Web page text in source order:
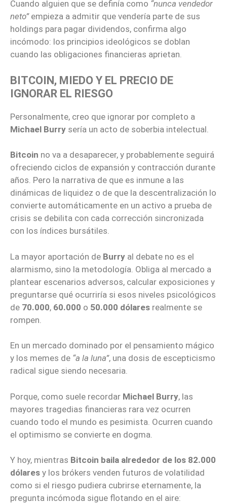
Cuando alguien que se definía como “nunca vendedor
neto”empieza a admitir que vendería parte de sus
holdings para pagar dividendos, confirma algo
incómodo: los principios ideológicos se doblan
cuando las obligaciones financieras aprietan.
BITCOIN, MIEDO Y EL PRECIO DE
IGNORAR EL RIESGO
Personalmente, creo que ignorar por completo a
Michael Burry sería un acto de soberbia intelectual.
Bitcoin no va a desaparecer, y probablemente seguirá
ofreciendo ciclos de expansión y contracción durante
años. Pero la narrativa de que es inmune a las
dinámicas de liquidez o de que la descentralización lo
convierte automáticamente en un activo a prueba de
crisis se debilita con cada corrección sincronizada
con los índices bursátiles.
La mayor aportación de Burry al debate no es el
alarmismo, sino la metodología. Obliga al mercado a
plantear escenarios adversos, calcular exposiciones y
preguntarse qué ocurriría si esos niveles psicológicos
de 70.000, 60.000 o 50.000 dólares realmente se
rompen.
En un mercado dominado por el pensamiento mágico
y los memes de “a la luna”, una dosis de escepticismo
radical sigue siendo necesaria.
Porque, como suele recordar Michael Burry, las
mayores tragedias financieras rara vez ocurren
cuando todo el mundo es pesimista. Ocurren cuando
el optimismo se convierte en dogma.
Y hoy, mientras Bitcoin baila alrededor de los 82.000
dólares y los brókers venden futuros de volatilidad
como si el riesgo pudiera cubrirse eternamente, la
pregunta incómoda sigue flotando en el aire: